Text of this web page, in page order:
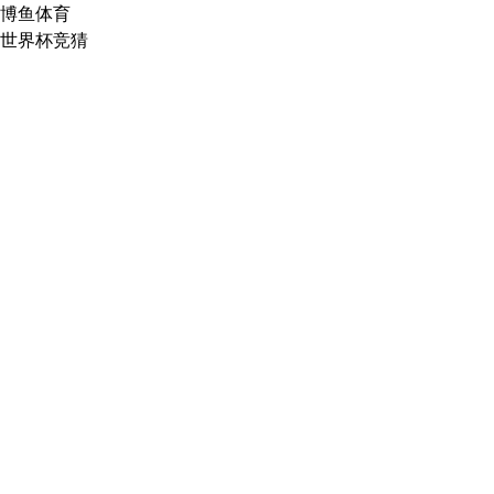
博鱼体育
世界杯竞猜